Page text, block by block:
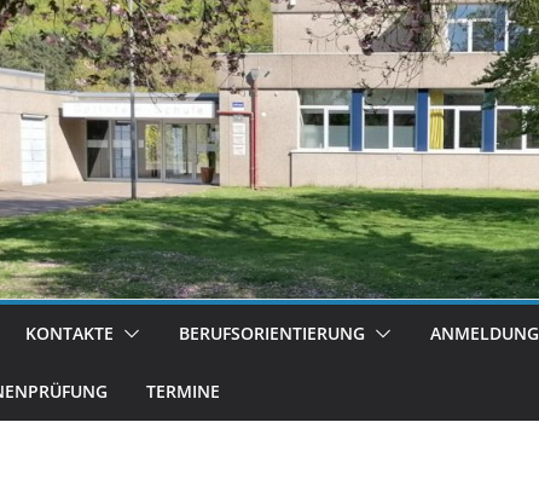
KONTAKTE BERUFSORIENTIERUNG ANMELDUNG
TERMINE